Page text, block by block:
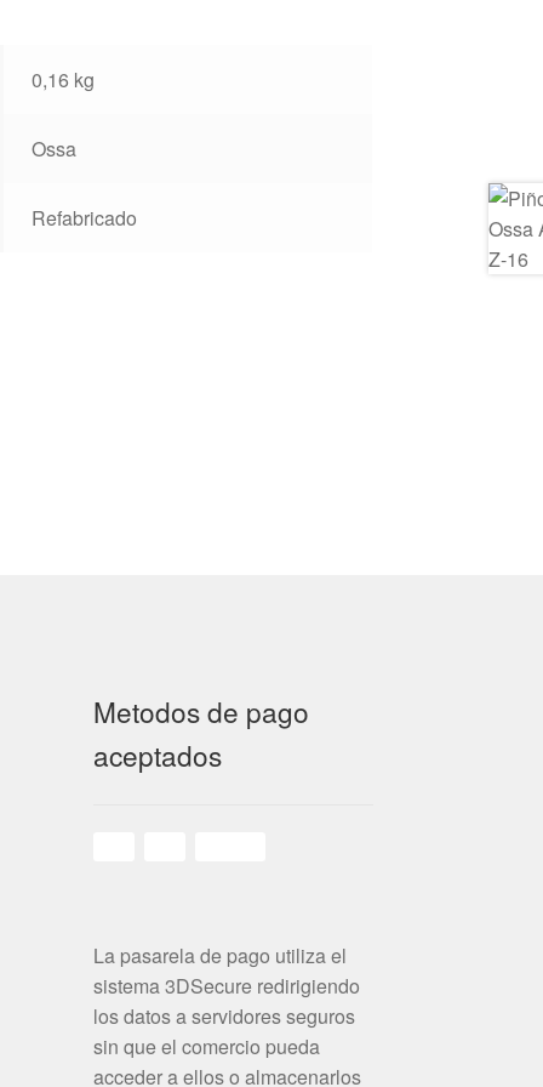
0,16 kg
Ossa
Refabricado
Metodos de pago
aceptados
La pasarela de pago utiliza el
sistema 3DSecure redirigiendo
los datos a servidores seguros
sin que el comercio pueda
acceder a ellos o almacenarlos